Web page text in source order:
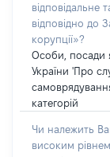
відповідальне
відповідно до
корупції»?
Особи, посади
України 'Про
категорій
Чи належить
високим